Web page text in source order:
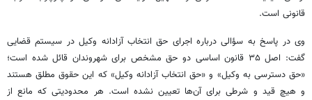
قانونی است.
وی در پاسخ به سؤالی درباره اجرای حق انتخاب آزادانه وکیل در سیستم قضایی
گفت: اصل ۳۵ قانون اساسی دو حق مشخص برای شهروندان قائل شده است؛
«حق دسترسی به وکیل» و «حق انتخاب آزادانه وکیل» که این حقوق مطلق هستند
و هیچ قید و شرطی برای آن‌ها تعیین نشده است. هر محدودیتی که مانع از